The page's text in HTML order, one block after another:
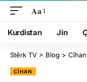
Aa
Kurdistan Jin
Stêrk TV > Blog > Cîhan
CÎHAN